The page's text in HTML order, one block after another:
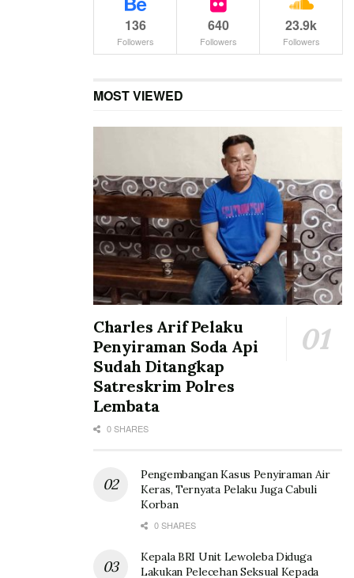
136
Followers
640
Followers
23.9k
Followers
MOST VIEWED
Charles Arif Pelaku
Penyiraman Soda Api
Sudah Ditangkap
Satreskrim Polres
Lembata
0 SHARES
Pengembangan Kasus Penyiraman Air
Keras, Ternyata Pelaku Juga Cabuli
Korban
0 SHARES
Kepala BRI Unit Lewoleba Diduga
Lakukan Pelecehan Seksual Kepada